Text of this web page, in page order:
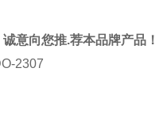
意向您推.荐本品牌产品！
2307